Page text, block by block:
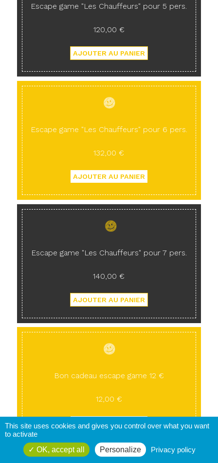
Escape game "Les Chauffeurs" pour 5 pers.
120,00 €
Escape game "Les Chauffeurs" pour 6 pers.
132,00 €
Escape game "Les Chauffeurs" pour 7 pers.
140,00 €
Bon cadeau escape game 12 €
12,00 €
This site uses cookies and gives you control over what you want
to activate
OK, accept all
Personalize Privacy policy